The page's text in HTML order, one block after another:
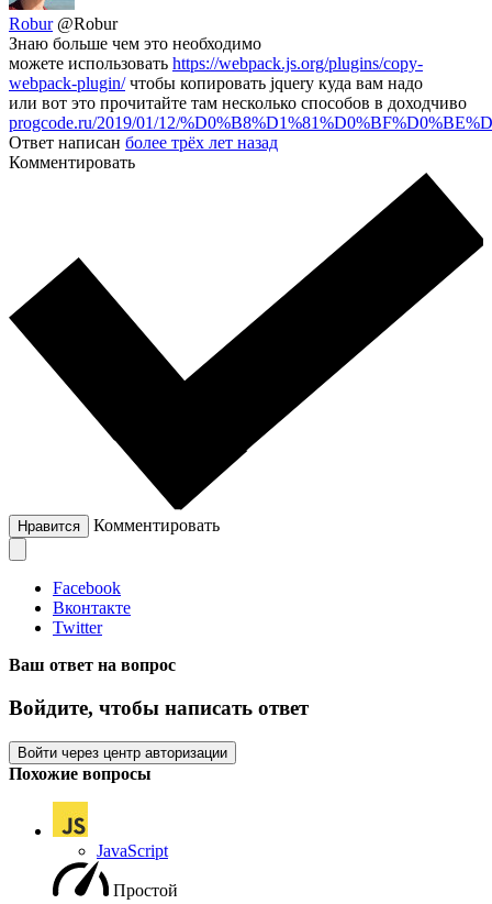
Robur @Robur
Знаю больше чем это необходимо
можете использовать https://webpack.js.org/plugins/copy-
webpack-plugin/чтобы копировать jquery куда вам надо
или вот это прочитайте там несколько способов в доходчиво
progcode.ru/2019/01/12/
Ответ написан более трёх лет назад
Комментировать
Нравится Комментировать
Facebook
Вконтакте
Twitter
Ваш ответ на вопрос
Войдите, чтобы написать ответ
Войти через центр авторизации
Похожие вопросы
JavaScript
Простой